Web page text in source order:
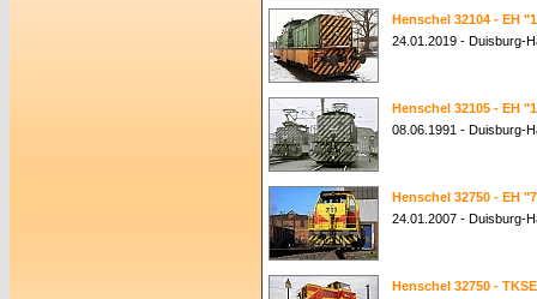
Henschel 32104 - EH
24.01.2019 - Duisburg-
Henschel 32105 - EH
08.06.1991 - Duisburg-
Henschel 32750 - EH
24.01.2007 - Duisburg-
Henschel 32750 -